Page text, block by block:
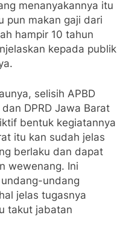
menanyakannya itu
pun makan gaji dari
hampir 10 tahun
kepada publik
selisih APBD
DPRD Jawa Barat
bentuk kegiatannya
itu kan sudah jelas
berlaku dan dapat
wewenang. Ini
undang
jelas tugasnya
takut jabatan